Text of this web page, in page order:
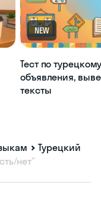
NEW
Тест по
объявления,
тексты
Турецкий
нет”